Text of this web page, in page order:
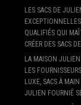
LES SACS DE
QUALIFIÉS QUI
CRÉER DES SACS
LA MAISON JULIEN
LES
LUXE, SACS À
JULIEN FOURNIÉ